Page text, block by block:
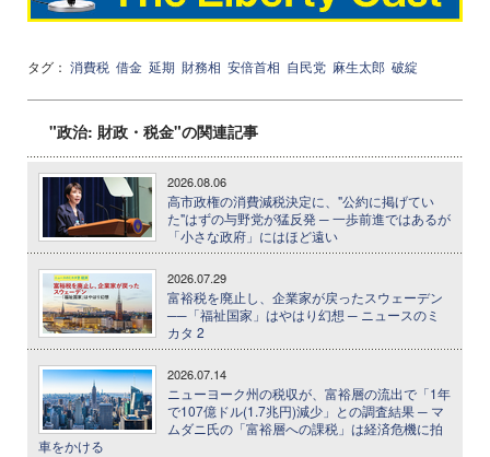
タグ： 消費税 借金 延期 財務相 安倍首相 自民党 麻生太郎 破綻
"政治: 財政・税金"の関連記事
2026.08.06
高市政権の消費減税決定に、"公約に掲げてい
た"はずの与野党が猛反発 ─ 一歩前進ではあるが
「小さな政府」にはほど遠い
2026.07.29
富裕税を廃止し、企業家が戻ったスウェーデン
──「福祉国家」はやはり幻想 ─ ニュースのミ
カタ 2
2026.07.14
ニューヨーク州の税収が、富裕層の流出で「1年
で107億ドル(1.7兆円)減少」との調査結果 ─ マ
ムダニ氏の「富裕層への課税」は経済危機に拍
車をかける